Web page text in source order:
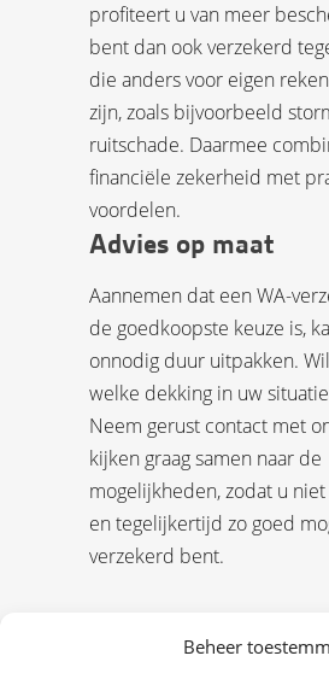
Beheer
profiteert u van meer
bent dan ook verzekerd
die anders voor eigen
zijn, zoals bijvoorbeeld
ruitschade. Daarmee
financiële zekerheid met
voordelen.
Advies op maat
Aannemen dat een WA-
de goedkoopste keuze is,
onnodig duur uitpakken.
welke dekking in uw
Neem gerust contact met
kijken graag samen naar de
mogelijkheden, zodat u
en tegelijkertijd zo goed
verzekerd bent.